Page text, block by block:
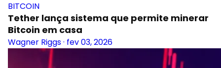
BITCOIN
Tether lança sistema que permite minerar
Bitcoin em casa
Wagner Riggs· fev 03, 2026